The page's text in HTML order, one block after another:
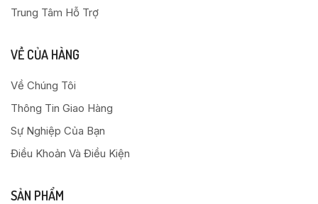
Trung Tâm Hỗ Trợ
VỀ CỦA HÀNG
Về Chúng Tôi
Thông Tin Giao Hàng
Sự Nghiệp Của Bạn
Điều Khoản Và Điều Kiện
SẢN PHẨM